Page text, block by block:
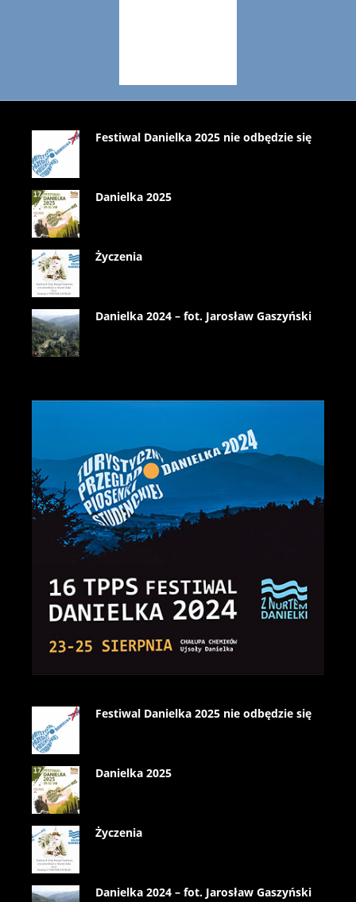
Festiwal Danielka 2025 nie odbędzie się
Danielka 2025
Życzenia
Danielka 2024 – fot. Jarosław Gaszyński
Festiwal Danielka 2025 nie odbędzie się
Danielka 2025
Życzenia
Danielka 2024 – fot. Jarosław Gaszyński